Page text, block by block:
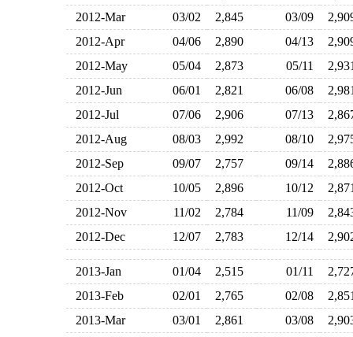
2012-Mar
03/02 2,845 03/09
2012-Apr
04/06 2,890 04/13
2012-May
05/04 2,873 05/11
2012-Jun
06/01 2,821 06/08
2012-Jul
07/06 2,906 07/13
2012-Aug
08/03 2,992 08/10
2012-Sep
09/07 2,757 09/14
2012-Oct
10/05 2,896 10/12
2012-Nov
11/02 2,784 11/09
2012-Dec
12/07 2,783 12/14
2013-Jan 01/04 2,515 01/11
2013-Feb
02/01 2,765 02/08
2013-Mar
03/01 2,861 03/08